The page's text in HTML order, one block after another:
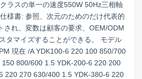
ラスの単一の速度550W 50Hz三相軸
様書: 参照、次元のためのだけ代表的
され、変数は顧客の要求、OEM/ODM
タマイズすることができる。 モデル
現在 /A YDK100-6 220 100 850/700
800/600 1.5 YDK-200-6 220 200
220 270 630/400 1.5 YDK-380-6 220